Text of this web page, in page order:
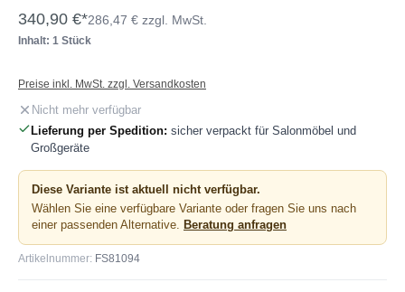
340,90 €*286,47 € zzgl. MwSt.
Inhalt: 1 Stück
Preise inkl. MwSt. zzgl. Versandkosten
Nicht mehr verfügbar
Lieferung per Spedition: sicher verpackt für Salonmöbel und
Großgeräte
Diese Variante ist aktuell nicht verfügbar.
Wählen Sie eine verfügbare Variante oder fragen Sie uns nach
einer passenden Alternative.
Beratung anfragen
Artikelnummer: FS81094